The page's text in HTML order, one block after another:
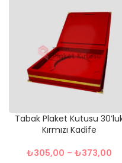
Tabak Plaket Kutusu
Kırmızı Kadife
₺305,00 – ₺373,00